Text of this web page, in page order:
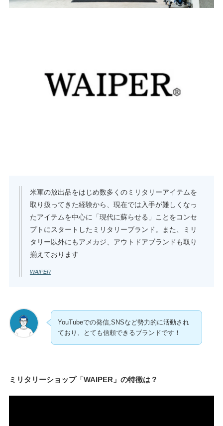
米軍の放出品をはじめ数多くのミリタリーアイテムを
取り扱ってきた経験から、現在では入手が難しくなっ
たアイテムを中心に「現代に蘇らせる」ことをコンセ
プトにスタートしたミリタリーブランド。また、ミリ
タリー以外にもアメカジ、アウトドアブランドも取り
揃えております
WAIPER
YouTubeでの発信,SNSなど勢力的に活動され
ており、とても信頼できるブランドです！
ミリタリーショップ「WAIPER」の特徴は？